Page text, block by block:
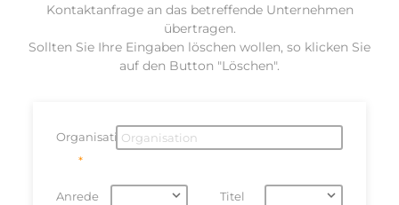
Kontaktanfrage an das betreffende Unternehmen
übertragen.
Sollten Sie Ihre Eingaben löschen wollen, so klicken Sie
auf den Button "Löschen".
Organisation:
Anrede Titel